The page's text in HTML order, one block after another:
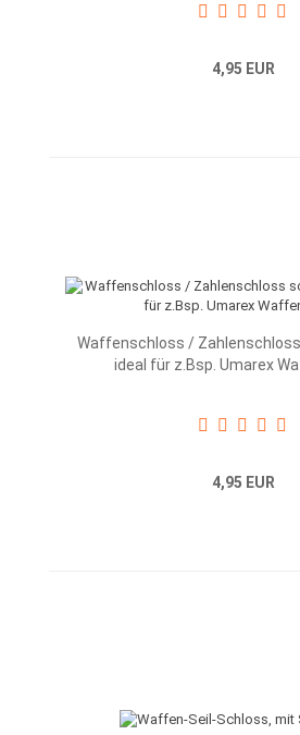
4,95 EUR
Waffenschloss /
ideal für z.Bsp. Umarex
4,95 EUR